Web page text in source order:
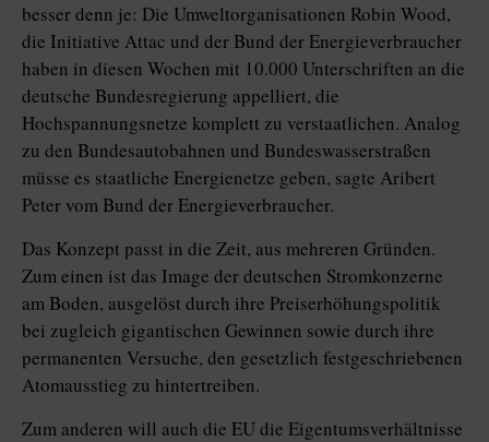
besser denn je: Die Umweltorganisationen Robin Wood,
die Initiative Attac und der Bund der Energieverbraucher
haben in diesen Wochen mit 10.000 Unterschriften an die
deutsche Bundesregierung appelliert, die
Hochspannungsnetze komplett zu verstaatlichen. Analog
zu den Bundesautobahnen und Bundeswasserstraßen
müsse es staatliche Energienetze geben, sagte Aribert
Peter vom Bund der Energieverbraucher.
Das Konzept passt in die Zeit, aus mehreren Gründen.
Zum einen ist das Image der deutschen Stromkonzerne
am Boden, ausgelöst durch ihre Preiserhöhungspolitik
bei zugleich gigantischen Gewinnen sowie durch ihre
permanenten Versuche, den gesetzlich festgeschriebenen
Atomausstieg zu hintertreiben.
Zum anderen will auch die EU die Eigentumsverhältnisse